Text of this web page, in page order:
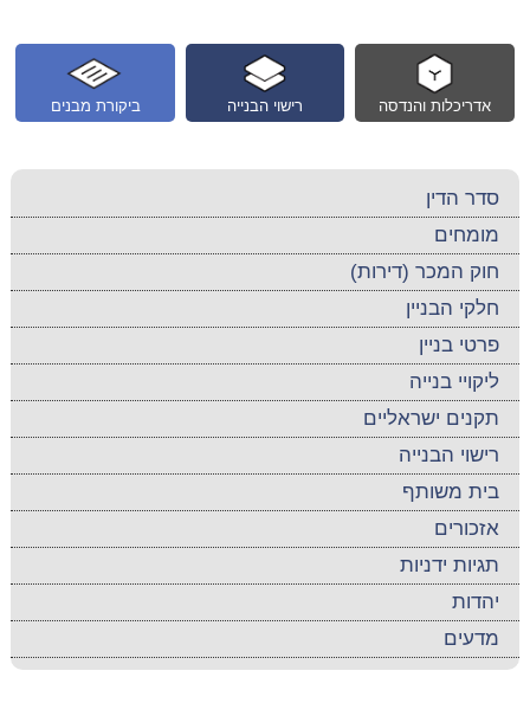
ביקורת מבנים רישוי הבנייה אדריכלות והנדסה
סדר הדין
מומחים
חוק המכר (דירות)
חלקי הבניין
פרטי בניין
ליקויי בנייה
תקנים ישראליים
רישוי הבנייה
בית משותף
אזכורים
תגיות ידניות
יהדות
מדעים